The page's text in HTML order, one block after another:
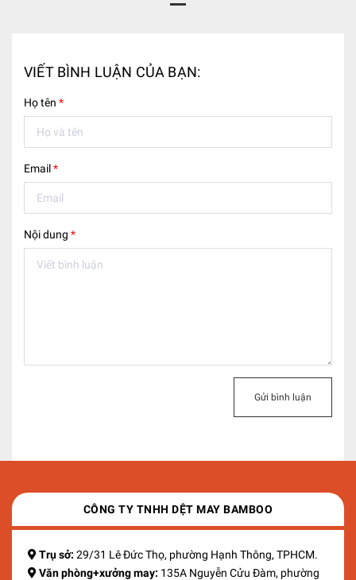
VIẾT BÌNH LUẬN CỦA BẠN:
Họ tên *
Email*
Nội dung *
Gửi bình luận
CÔNG TY TNHH DỆT MAY BAMBOO
Trụ sở: 29/31 Lê Đức Thọ, phường Hạnh Thông, TPHCM.
Văn phòng+xưởng may: 135A Nguyễn Cửu Đàm, phường